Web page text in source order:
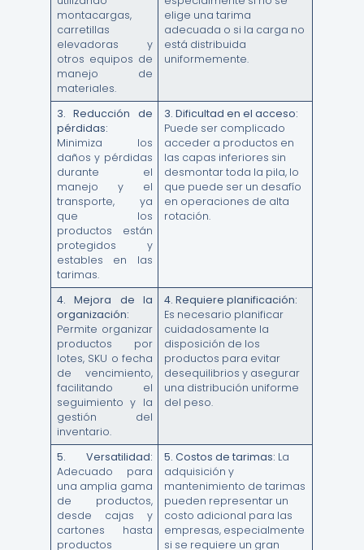
montacargas,
carretillas
elevadoras y
otros equipos de
manejo de
materiales.
elige una tarima
adecuada o si la carga no
está distribuida
uniformemente.
3.
Reducción de
pérdidas:
Minimiza los
daños y pérdidas
durante el
manejo y el
transporte, ya
que los
productos están
protegidos y
estables en las
tarimas.
3. Dificultad en el acceso:
Puede ser complicado
acceder a productos en
las capas inferiores sin
desmontar toda la pila, lo
que puede ser un desafío
en operaciones de alta
rotación.
4.
Mejora de la
organización:
Permite organizar
productos por
lotes, SKU o fecha
de vencimiento,
facilitando el
seguimiento y la
gestión del
inventario.
4. Requiere planificación:
Es necesario planificar
cuidadosamente la
disposición de los
productos para evitar
desequilibrios y asegurar
una distribución uniforme
del peso.
5.
Versatilidad:
Adecuado para
una amplia gama
de productos,
desde cajas y
cartones hasta
productos
5. Costos de tarimas: La
adquisición y
mantenimiento de tarimas
pueden representar un
costo adicional para las
empresas, especialmente
si se requiere un gran